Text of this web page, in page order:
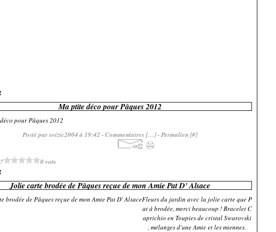
Ma ptite déco pour Pâques 2012
Posté par soizic2004 à 19:42 -Commentaires […]- Permalien [#]
0 vote
Jolie carte brodée de Pâques reçue de mon Amie Pat D' Alsace
Fleurs du jardin avec la jolie carte que P
at à brodée, merci beaucoup ! Bracelet C
aprichio en Toupies de cristal Swarovski
, mélanges d'une Amie et les miennes.